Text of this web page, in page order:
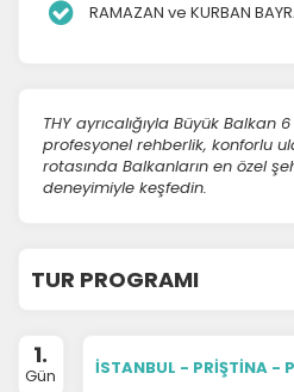
RAMAZAN ve KURBAN
THY ayrıcalığıyla Büyük Balkan
profesyonel rehberlik, konforlu
rotasında Balkanların en özel
deneyimiyle keşfedin.
TUR PROGRAMI
1.
Gün
İSTANBUL - PRİŞTİNA -